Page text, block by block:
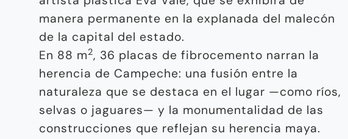
manera permanente en la explanada del malecón
de la capital del estado.
En 88 m2, 36 placas de fibrocemento narran la
herencia de Campeche: una fusión entre la
naturaleza que se destaca en el lugar —como ríos,
selvas o jaguares— y la monumentalidad de las
construcciones que reflejan su herencia maya.